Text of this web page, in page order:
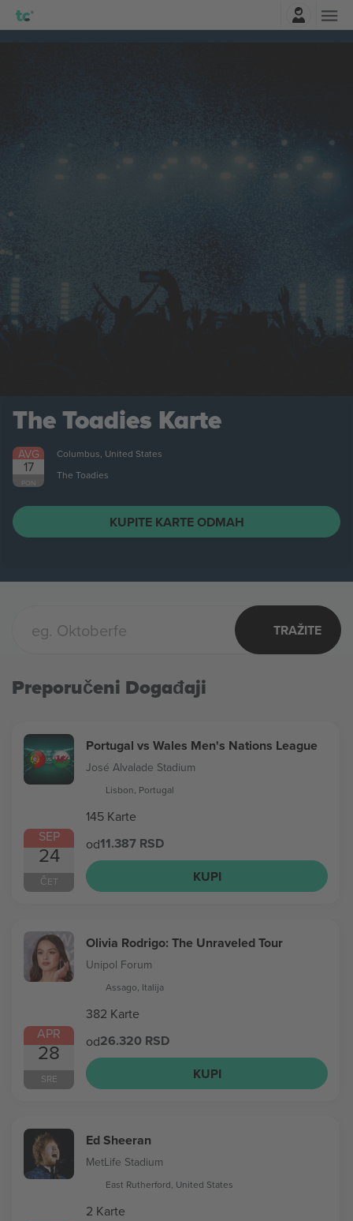
The Toadies Karte
AVG
17
PON
Columbus, United States
The Toadies
KUPITE KARTE ODMAH
TRAŽITE
Preporučeni Događaji
SEP
24
ČET
Portugal vs Wales Men's Nations League
José Alvalade Stadium
Lisbon, Portugal
145 Karte
od11.387 RSD
KUPI
APR
28
SRE
Olivia Rodrigo: The Unraveled Tour
Unipol Forum
Assago, Italija
382 Karte
od26.320 RSD
KUPI
Ed Sheeran
MetLife Stadium
East Rutherford, United States
2 Karte